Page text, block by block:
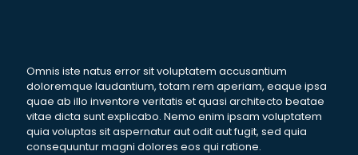
Omnis iste natus error sit voluptatem accusantium
doloremque laudantium, totam rem aperiam, eaque ipsa
quae ab illo inventore veritatis et quasi architecto beatae
vitae dicta sunt explicabo. Nemo enim ipsam voluptatem
quia voluptas sit aspernatur aut odit aut fugit, sed quia
consequuntur magni dolores eos qui ratione.